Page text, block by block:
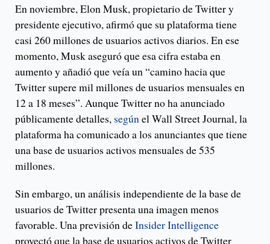
En noviembre, Elon Musk, propietario de Twitter y
presidente ejecutivo, afirmó que su plataforma tiene
casi 260 millones de usuarios activos diarios. En ese
momento, Musk aseguró que esa cifra estaba en
aumento y añadió que veía un “camino hacia que
Twitter supere mil millones de usuarios mensuales en
12 a 18 meses”. Aunque Twitter no ha anunciado
públicamente detalles, según el Wall Street Journal, la
plataforma ha comunicado a los anunciantes que tiene
una base de usuarios activos mensuales de 535
millones.
Sin embargo, un análisis independiente de la base de
usuarios de Twitter presenta una imagen menos
favorable. Una previsión deInsider Intelligence
proyectó que la base de usuarios activos de Twitter